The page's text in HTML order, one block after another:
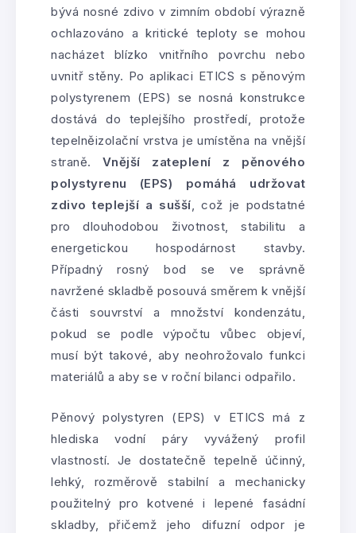
bývá nosné zdivo v zimním období výrazně
ochlazováno a kritické teploty se mohou
nacházet blízko vnitřního povrchu nebo
uvnitř stěny. Po aplikaci ETICS s pěnovým
polystyrenem (EPS) se nosná konstrukce
dostává do teplejšího prostředí, protože
tepelněizolační vrstva je umístěna na vnější
straně. Vnější zateplení z pěnového
polystyrenu (EPS) pomáhá udržovat
zdivo teplejší a sušší, což je podstatné
pro dlouhodobou životnost, stabilitu a
energetickou hospodárnost stavby.
Případný rosný bod se ve správně
navržené skladbě posouvá směrem k vnější
části souvrství a množství kondenzátu,
pokud se podle výpočtu vůbec objeví,
musí být takové, aby neohrožovalo funkci
materiálů a aby se v roční bilanci odpařilo.
Pěnový polystyren (EPS) v ETICS má z
hlediska vodní páry vyvážený profil
vlastností. Je dostatečně tepelně účinný,
lehký, rozměrově stabilní a mechanicky
použitelný pro kotvené i lepené fasádní
skladby, přičemž jeho difuzní odpor je